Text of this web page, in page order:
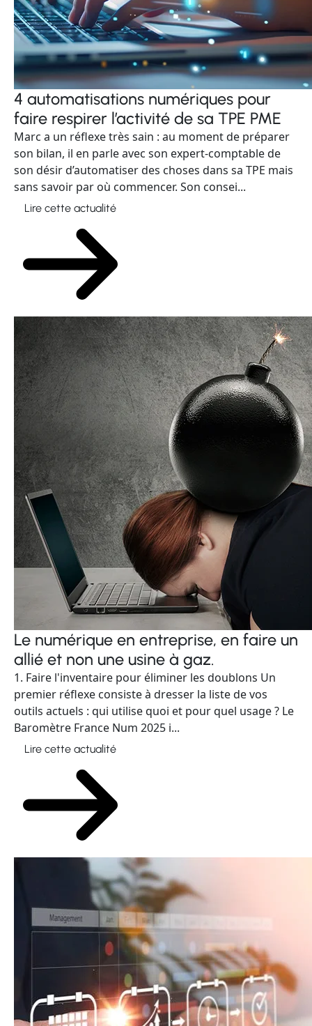
4 automatisations numériques pour
faire respirer l’activité de sa TPE PME
Marc a un réflexe très sain : au moment de préparer
son bilan, il en parle avec son expert-comptable de
son désir d’automatiser des choses dans sa TPE mais
sans savoir par où commencer. Son consei...
Lire cette actualité
Le numérique en entreprise, en faire un
allié et non une usine à gaz.
1. Faire l'inventaire pour éliminer les doublons Un
premier réflexe consiste à dresser la liste de vos
outils actuels : qui utilise quoi et pour quel usage ? Le
Baromètre France Num 2025 i...
Lire cette actualité